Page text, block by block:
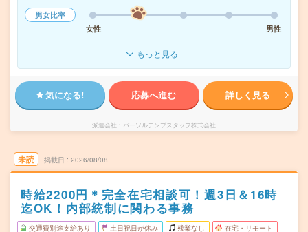
男女比率
女性
男性
もっと見る
気になる! 応募へ進む 詳しく見る
派遣会社 パーソルテンプスタッフ株式会社
未読 掲載日 2026/08/08
時給2200円＊完全在宅相談可！週3日＆16時
迄OK！内部統制に関わる事務
交通費別途支給あり 土日祝日が休み 残業なし 在宅・リモート